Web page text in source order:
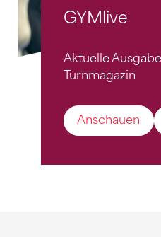
GYMlive
Aktuelle
Turnmagazin
Anschauen